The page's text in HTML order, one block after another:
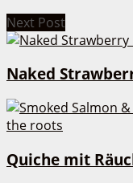
Next Post
Naked
Quiche mit